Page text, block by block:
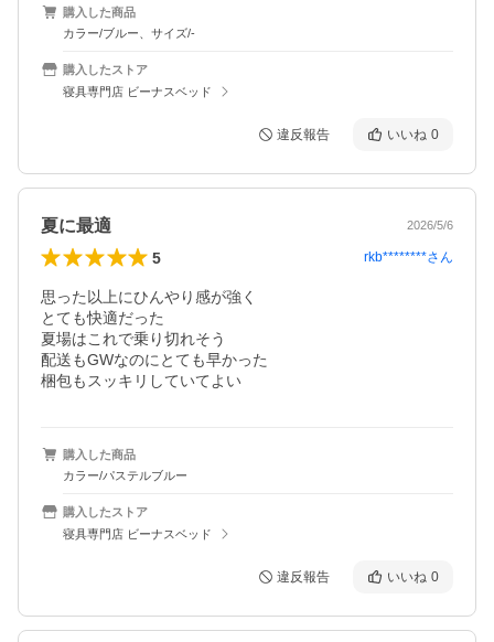
購入した商品
カラー/ブルー、サイズ/-
購入したストア
寝具専門店 ビーナスベッド
違反報告 いいね 0
夏に最適 2026/5/6
5 rkb********さん
思った以上にひんやり感が強く
とても快適だった
夏場はこれで乗り切れそう
配送もGWなのにとても早かった
梱包もスッキリしていてよい
購入した商品
カラー/パステルブルー
購入したストア
寝具専門店 ビーナスベッド
違反報告 いいね 0